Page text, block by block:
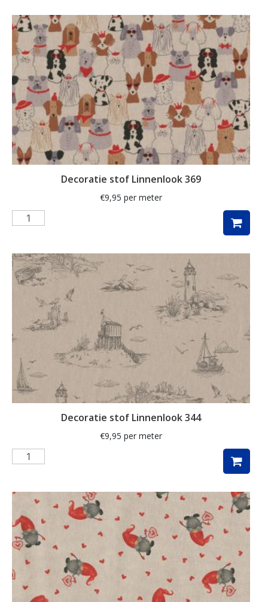
schelpen
schilderij
schilderijen
schotse ruit
siamees
slak
smal
sneeuwpop
sterren
strandhuisjes
streep
strepen
takken
teckels
thee
Toile de Jouy
uil
unicorn
veldbloemen
verduistering
veren
Vida
Decoratie stof Linnenlook 369
€9,95 per meter
Decoratie stof Linnenlook 344
€9,95 per meter